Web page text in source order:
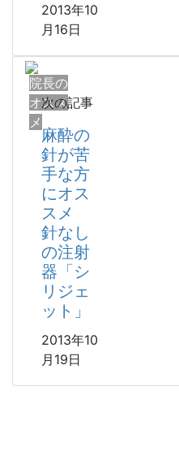
2013年10
月16日
院長の
オスス
メ
次の記事
麻酔の
針が苦
手な方
にオス
スメ
針なし
の注射
器「シ
リジェ
ット」
2013年10
月19日